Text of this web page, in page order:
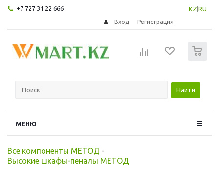
+7 727 31 22 666 KZ RU
Вход Регистрация
Найти
МЕНЮ
Все компоненты МЕТОД -
Высокие шкафы-пеналы МЕТОД